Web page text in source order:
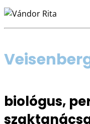
biológus,